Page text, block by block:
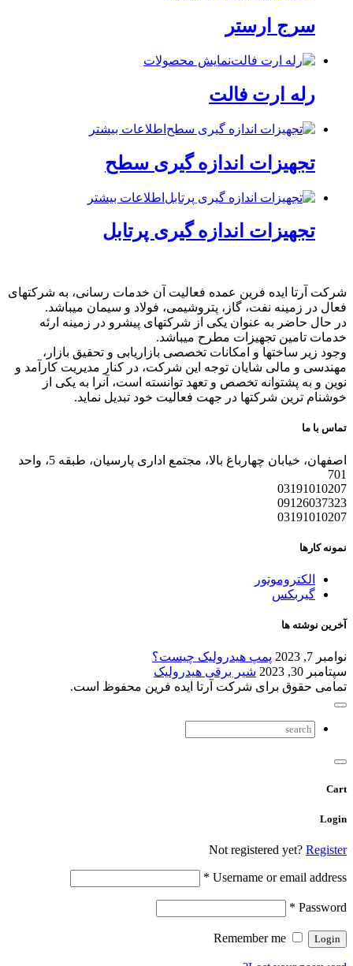
سرج ارستر
نمایش محصولات
رله ارت فالت
اطلاعات بیشتر
تجهیزات اندازه گیری سطح
اطلاعات بیشتر
تجهیزات اندازه گیری پرتابل
شرکت آرتا ایده فرین عمده فعالیت آن خدمات رسانی، به شرکتهای
فعال در زمینه نفت، گاز، پتروشیمی، فولاد و سیمان میباشد.
در حال حاضر به عنوان یکی از شرکتهای پیشرو در زمینه ارئه
خدمات تامین تجهیزات مطرح میباشد.
وجود زیر ساختها و امکانات تخصصی بازاریابی و تحقیق بازار،
مهندسی و مالی شایان توجه این شرکت، در کنار مدیریت کارآمد و
نوین و به پشتوانه تخصص و تعهد توانسته است، آنرا به یکی از
خوشنام ترین شرکتها در جهت فعالیت خود تبدیل نماید.
تماس با ما
اصفهان، خیابان چهارباغ بالا، مجتمع اداری پارسیان، طبقه 5، واحد
701
03191010207
09126037323
03191010207
نمونه کارها
الکتروموتور
گیربکس
آخرین نوشته ها
نوامبر 7, 2023
پمپ هیدرولیک چیست؟
سپتامبر 30, 2023
شیر برقی هیدرولیک
تمامی حقوق برای شرکت آرتا ایده فرین محفوظ است.
Cart
Login
Not registered yet? Register
Username or email address
*
Password
*